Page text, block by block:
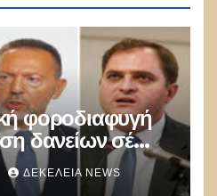
φοροδιαφυγή
δανείων σέ
ΔΕΚΈΛΕΙΑ NEWS